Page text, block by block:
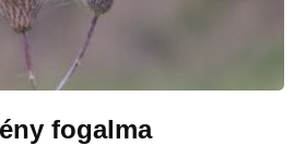
fogalma